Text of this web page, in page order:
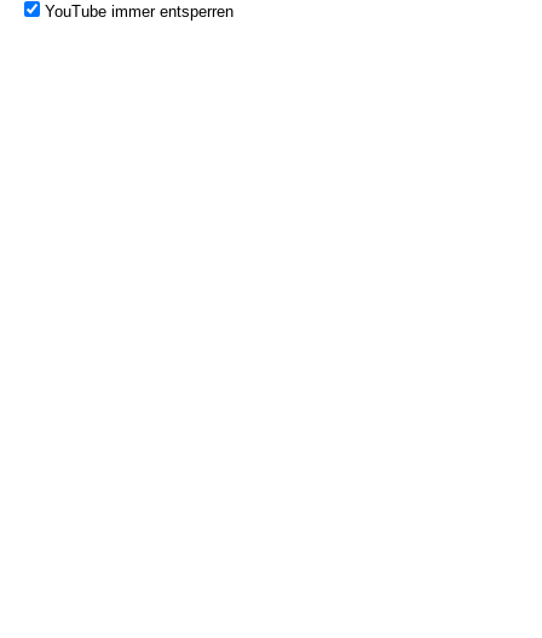
YouTube immer entsperren